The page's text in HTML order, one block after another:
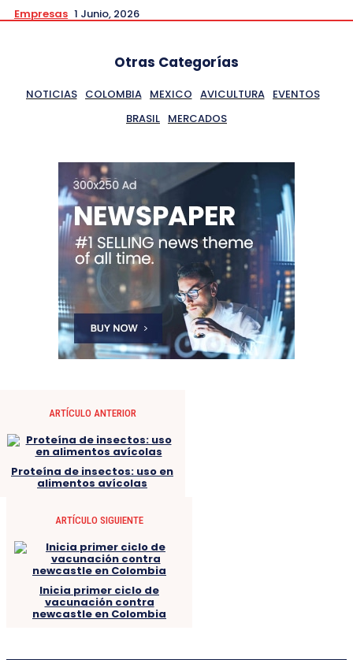
Empresas 1 Junio, 2026
Otras Categorías
NOTICIAS COLOMBIA MEXICO AVICULTURA
EVENTOS
BRASIL MERCADOS
ARTÍCULO ANTERIOR
Proteína de insectos: uso en
alimentos avícolas
ARTÍCULO SIGUIENTE
Inicia primer ciclo de
vacunación contra
newcastle en Colombia